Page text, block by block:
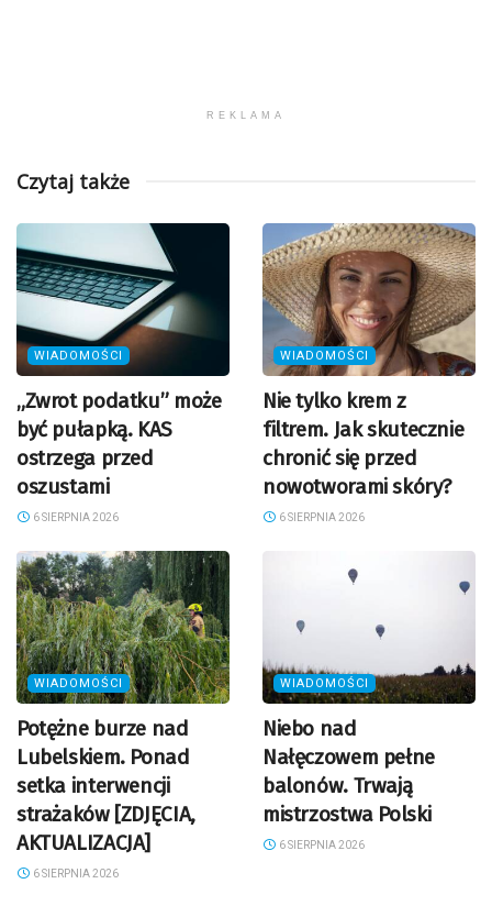
REKLAMA
Czytaj także
WIADOMOŚCI
„Zwrot podatku” może
być pułapką. KAS
ostrzega przed
oszustami
6 SIERPNIA 2026
WIADOMOŚCI
Nie tylko krem z
filtrem. Jak skutecznie
chronić się przed
nowotworami skóry?
6 SIERPNIA 2026
WIADOMOŚCI
Potężne burze nad
Lubelskiem. Ponad
setka interwencji
strażaków [ZDJĘCIA,
AKTUALIZACJA]
6 SIERPNIA 2026
WIADOMOŚCI
Niebo nad
Nałęczowem pełne
balonów. Trwają
mistrzostwa Polski
6 SIERPNIA 2026